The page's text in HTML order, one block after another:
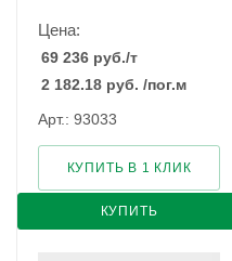
Цена:
69 236 руб./т
2 182.18 руб. /пог.м
Арт.: 93033
КУПИТЬ
КУПИТЬ В 1 КЛИК